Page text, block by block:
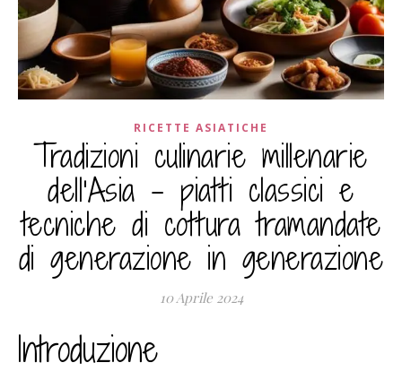
RICETTE ASIATICHE
Tradizioni culinarie millenarie
dell'Asia – piatti classici e
tecniche di cottura tramandate
di generazione in generazione
10 Aprile 2024
Introduzione